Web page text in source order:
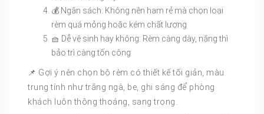
💰 Ngân sách: Không nên ham rẻ mà chọn loại
rèm quá mỏng hoặc kém chất lượng
🧺 Dễ vệ sinh hay không: Rèm càng dày, nặng thì
bảo trì càng tốn công
📌 Gợi ý nên chọn bộ rèm có thiết kế tối giản, màu
trung tính như trắng ngà, be, ghi sáng để phòng
khách luôn thông thoáng, sang trọng.